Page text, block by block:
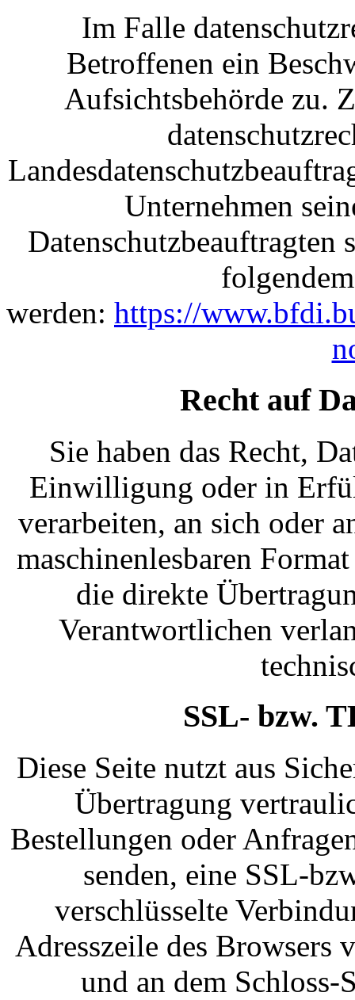
Im Falle
Betroffenen ein
Aufsichtsbehörde zu.
Unternehmen
Datenschutzbeauftragten
werden: https://
Recht auf
Sie haben das Recht,
Einwilligung oder in
verarbeiten, an sich oder
maschinenlesbaren
die direkte
Verantwortlichen
SSL- bzw.
Diese Seite nutzt aus
Übertragung
Bestellungen oder
senden, eine SSL-
verschlüsselte
Adresszeile des Browsers
und an dem